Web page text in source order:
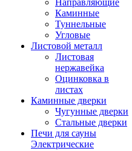
Направляющие
Каминные
Туннельные
Угловые
Листовой металл
Листовая
нержавейка
Оцинковка в
листах
Каминные дверки
Чугунные дверки
Стальные дверки
Печи для сауны
Электрические